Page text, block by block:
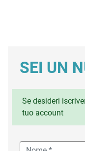
SEI UN
Se desideri
tuo account